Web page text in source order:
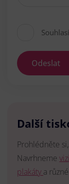
Odeslat
Další
Prohlédněte
Navrhneme
plakáty a různé